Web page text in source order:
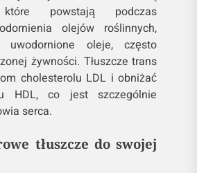
powstają podczas
olejów roślinnych,
uwodornione oleje, często
żywności. Tłuszcze trans
cholesterolu LDL i obniżać
HDL, co jest szczególnie
serca.
tłuszcze do swojej